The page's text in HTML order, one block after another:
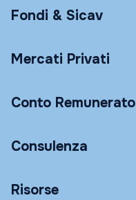
Fondi & Sicav
Mercati Privati
Conto Remunerato
Consulenza
Risorse